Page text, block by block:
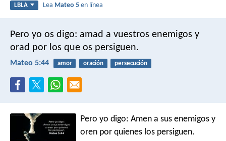
LBLA Lea Mateo 5 en línea
Pero yo os digo: amad a vuestros enemigos y
orad por los que os persiguen.
Mateo 5:44 amor oración persecución
Pero yo digo: Amen a sus enemigos y
oren por quienes los persiguen.